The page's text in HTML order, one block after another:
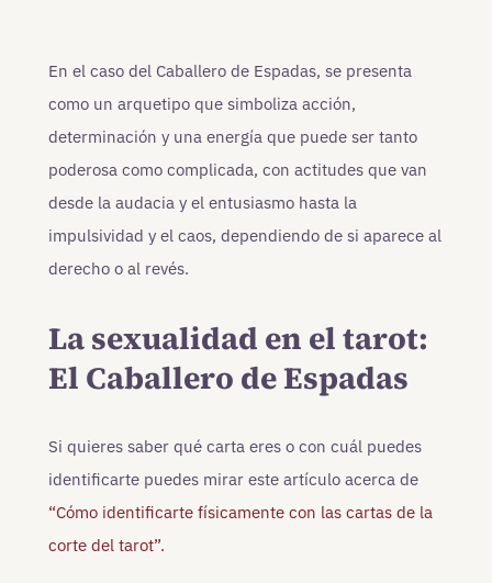
En el caso del Caballero de Espadas, se presenta
como un arquetipo que simboliza acción,
determinación y una energía que puede ser tanto
poderosa como complicada, con actitudes que van
desde la audacia y el entusiasmo hasta la
impulsividad y el caos, dependiendo de si aparece al
derecho o al revés.
La sexualidad en el tarot:
El Caballero de Espadas
Si quieres saber qué carta eres o con cuál puedes
identificarte puedes mirar este artículo acerca de
“Cómo identificarte físicamente con las cartas de la
corte del tarot”.